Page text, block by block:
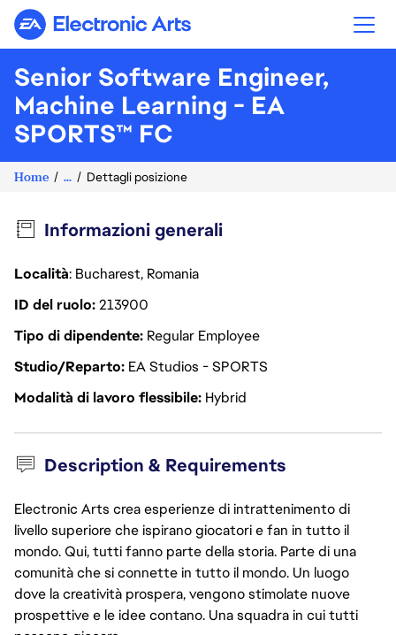
Electronic Arts
Senior Software Engineer,
Machine Learning - EA
SPORTS™ FC
Home ... Dettagli posizione
Informazioni generali
Località: Bucharest, Romania
ID del ruolo213900
Tipo di dipendente Regular Employee
Studio/Reparto EA Studios - SPORTS
Modalità di lavoro flessibile Hybrid
Description & Requirements
Electronic Arts crea esperienze di intrattenimento di
livello superiore che ispirano giocatori e fan in tutto il
mondo. Qui, tutti fanno parte della storia. Parte di una
comunità che si connette in tutto il mondo. Un luogo
dove la creatività prospera, vengono stimolate nuove
prospettive e le idee contano. Una squadra in cui tutti